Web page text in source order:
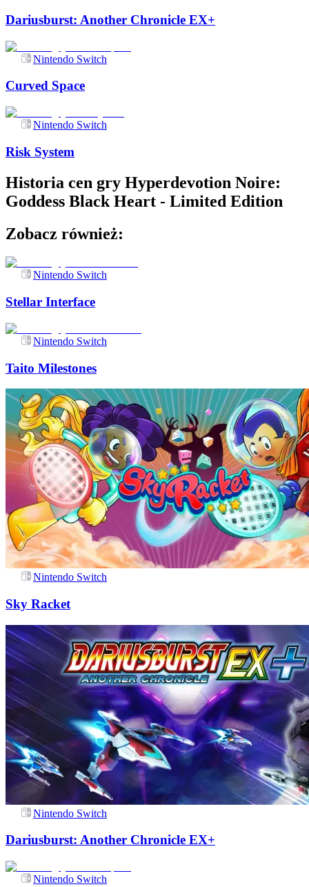
Dariusburst: Another Chronicle EX+
Nintendo Switch
Curved Space
Nintendo Switch
Risk System
Historia cen gry Hyperdevotion Noire:
Goddess Black Heart - Limited Edition
Zobacz również:
Nintendo Switch
Stellar Interface
Nintendo Switch
Taito Milestones
Nintendo Switch
Sky Racket
Nintendo Switch
Dariusburst: Another Chronicle EX+
Nintendo Switch